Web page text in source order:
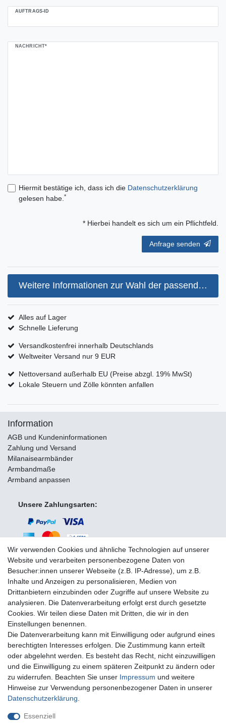
AUFTRAGS-ID
NACHRICHT*
Hiermit bestätige ich, dass ich die Daten­schutz­erklärung
gelesen habe. *
* Hierbei handelt es sich um ein Pflichtfeld.
Anfrage senden
Weitere Informationen zur Wahl der passenden Armbandgröße
Alles auf Lager
Schnelle Lieferung
Versandkostenfrei innerhalb Deutschlands
Weltweiter Versand nur 9 EUR
Nettoversand außerhalb EU (Preise abzgl. 19% MwSt)
Lokale Steuern und Zölle könnten anfallen
Information
AGB und Kundeninformationen
Zahlung und Versand
Milanaisearmbänder
Armbandmaße
Armband anpassen
Unsere Zahlungsarten:
Wir versenden mit:
Sie erreichen uns unter:
+49 (0)681 5846576
Montag bis Freitag
10.30 - 14.00 Uhr
Wir verwenden Cookies und ähnliche Technologien auf unserer
Website und verarbeiten personenbezogene Daten von
Besucher:innen unserer Webseite (z.B. IP-Adresse), um z.B.
Inhalte und Anzeigen zu personalisieren, Medien von
Drittanbietern einzubinden oder Zugriffe auf unsere Website zu
analysieren. Die Datenverarbeitung erfolgt erst durch gesetzte
Cookies. Wir teilen diese Daten mit Dritten, die wir in den
Einstellungen benennen.
Die Datenverarbeitung kann mit Einwilligung oder aufgrund eines
berechtigten Interesses erfolgen. Die Zustimmung kann erteilt
oder abgelehnt werden. Es besteht das Recht, nicht einzuwilligen
und die Einwilligung zu einem späteren Zeitpunkt zu ändern oder
zu widerrufen. Beachten Sie unser Impressum und weitere
Hinweise zur Verwendung personenbezogener Daten in unserer
Daten­schutz­erklärung
Essenziell